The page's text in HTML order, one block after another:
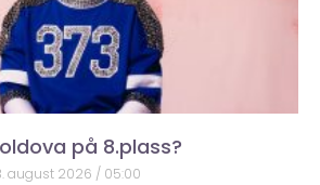
på 8.plass?
august 2026 05:00